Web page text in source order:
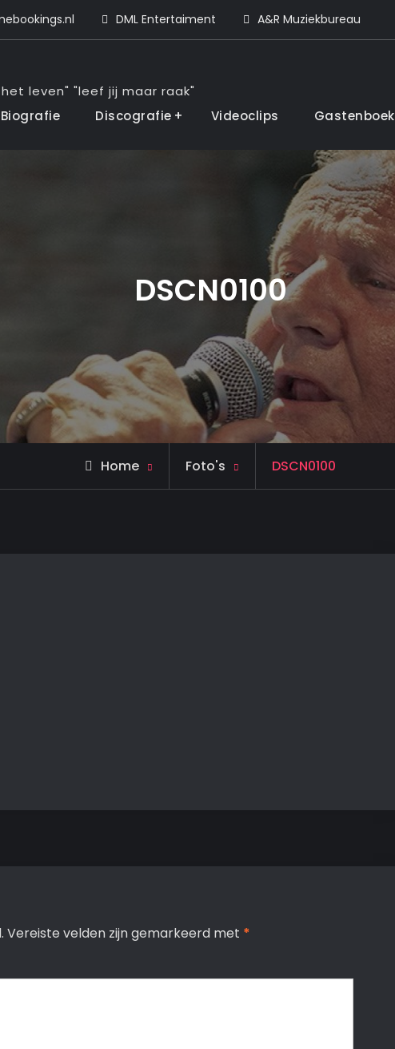
DML Entertaiment A&R Muziekbureau
leven" "leef jij maar raak"
Biografie Discografie Videoclips Gastenboek
DSCN0100
Home Foto's DSCN0100
Vereiste velden zijn gemarkeerd met *